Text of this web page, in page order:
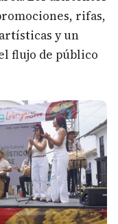
rifas,
y un
flujo de público